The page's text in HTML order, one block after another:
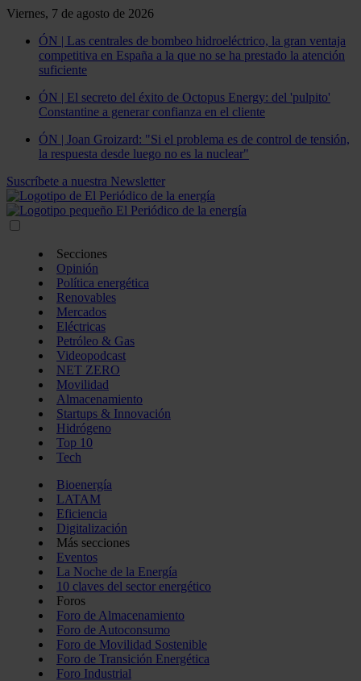
Viernes, 7 de agosto de 2026
ÓN | Las centrales de bombeo hidroeléctrico, la gran ventaja
competitiva en España a la que no se ha prestado la atención
suficiente
ÓN | El secreto del éxito de Octopus Energy: del 'pulpito'
Constantine a generar confianza en el cliente
ÓN | Joan Groizard: "Si el problema es de control de tensión,
la respuesta desde luego no es la nuclear"
Suscríbete a nuestra Newsletter
Secciones
Opinión
Política energética
Renovables
Mercados
Eléctricas
Petróleo & Gas
Videopodcast
NET ZERO
Movilidad
Almacenamiento
Startups & Innovación
Hidrógeno
Top 10
Tech
Bioenergía
LATAM
Eficiencia
Digitalización
Más secciones
Eventos
La Noche de la Energía
10 claves del sector energético
Foros
Foro de Almacenamiento
Foro de Autoconsumo
Foro de Movilidad Sostenible
Foro de Transición Energética
Foro Industrial